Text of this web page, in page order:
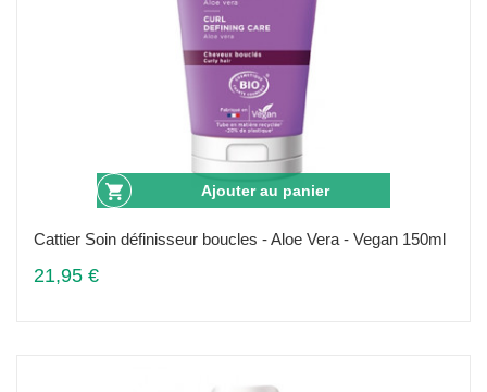
Ajouter au panier
Cattier Soin définisseur boucles - Aloe Vera - Vegan 150ml
21,95 €